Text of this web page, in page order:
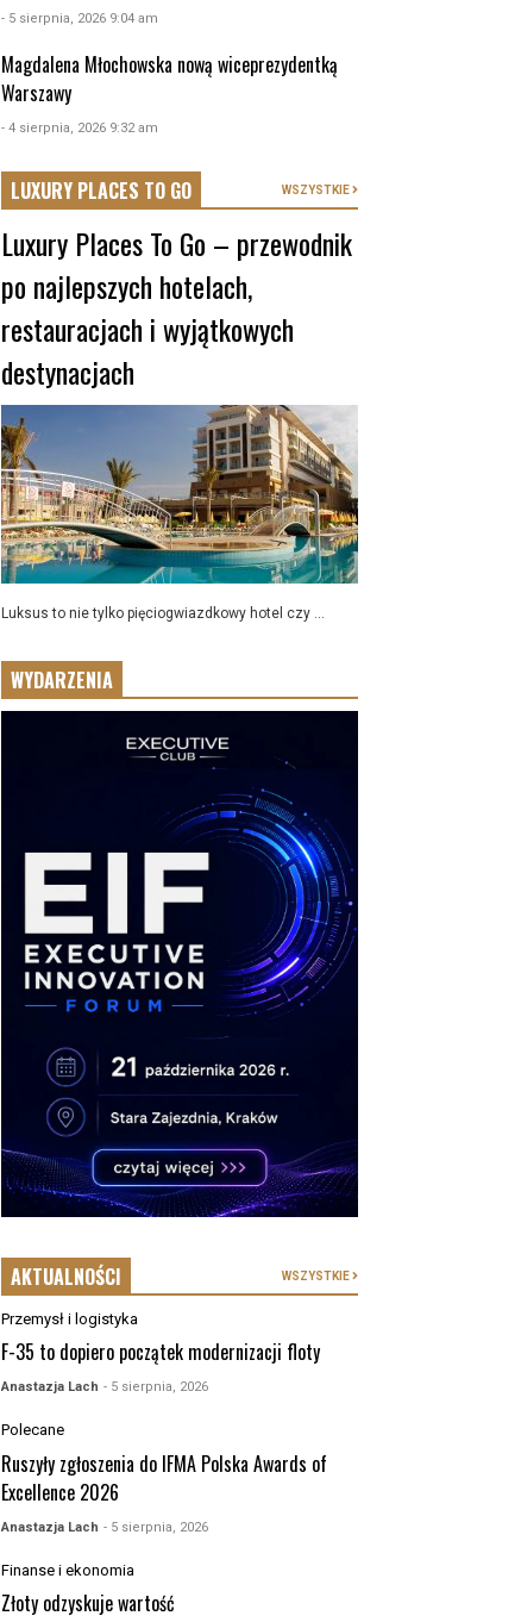
- 5 sierpnia, 2026 9:04 am
Magdalena Młochowska nową wiceprezydentką
Warszawy
- 4 sierpnia, 2026 9:32 am
LUXURY PLACES TO GO WSZYSTKIE
Luxury Places To Go – przewodnik
po najlepszych hotelach,
restauracjach i wyjątkowych
destynacjach
Luksus to nie tylko pięciogwiazdkowy hotel czy ...
WYDARZENIA
AKTUALNOŚCI WSZYSTKIE
Przemysł i logistyka
F-35 to dopiero początek modernizacji floty
Anastazja Lach - 5 sierpnia, 2026
Polecane
Ruszyły zgłoszenia do IFMA Polska Awards of
Excellence 2026
Anastazja Lach - 5 sierpnia, 2026
Finanse i ekonomia
Złoty odzyskuje wartość